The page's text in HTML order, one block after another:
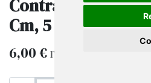
Contrachapado
Cm, 5 Und
6,00€ IVA excluido